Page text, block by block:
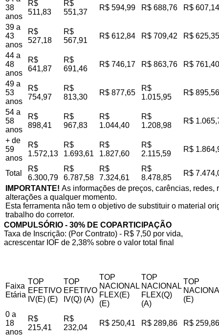
38
anos
R$
511,83
R$
551,37
R$ 594,99 R$ 688,76 R$ 607,14
39 a
43
anos
R$
527,18
R$
567,91
R$ 612,84 R$ 709,42 R$ 625,35
44 a
48
anos
R$
641,87
R$
691,46
R$ 746,17 R$ 863,76 R$ 761,40
49 a
53
anos
R$
754,97
R$
813,30
R$ 877,65
R$
1.015,95
R$ 895,56
54 a
58
anos
R$
898,41
R$
967,83
R$
1.044,40
R$
1.208,98
R$
+ de
59
anos
R$
1.572,13
R$
1.693,61
R$
1.827,60
R$
2.115,59
R$
Total
R$
6.300,79
R$
6.787,58
R$
7.324,61
R$
8.478,85
R$
IMPORTANTE! As informações de preços, carências,
alterações a qualquer momento.
Esta ferramenta não tem o objetivo de substituir o material
trabalho do corretor.
COMPULSÓRIO - 30% DE COPARTICIPAÇÃO
Taxa de Inscrição: (Por Contrato) - R$ 7,50 por vida,
acrescentar IOF de 2,38% sobre o valor total final
Faixa
Etária
TOP
EFETIVO
IV(E) (E)
TOP
EFETIVO
IV(Q) (A)
TOP
NACIONAL
FLEX(E)
(E)
TOP
NACIONAL
FLEX(Q)
(A)
TOP
(E)
0 a
18
anos
R$
215,41
R$
232,04
R$ 250,41 R$ 289,86 R$ 259,86